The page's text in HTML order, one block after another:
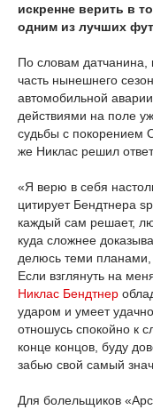
искренне верить в
одним из лучших
По словам датчанина,
часть нынешнего
автомобильной
действиями на поле
судьбы с покорением
же Никлас решил
«Я верю в себя
цитирует Бендтнера
каждый сам решает,
куда сложнее
делюсь теми планами,
Если взглянуть на
Никлас Бендтнер
ударом и умеет
отношусь спокойно к
конце концов, буду
забью свой самый
Для болельщиков